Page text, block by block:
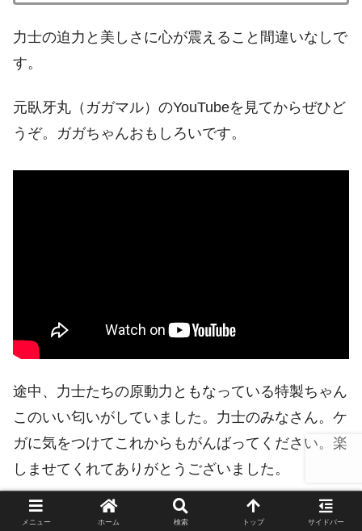
力士の迫力と美しさに心が震えること間違いなしで
す。
元臥牙丸（ガガマル）のYouTubeを見てからぜひど
うぞ。ガガちゃんおもしろいです。
途中、力士たちの原動力ともなっている特製ちゃん
このいい匂いがしていました。力士のみなさん。ケ
ガに気をつけてこれからもがんばってください。楽
しませてくれてありがとうございました。
それでは。
メニュー ホーム 検索 トップ サイドバー